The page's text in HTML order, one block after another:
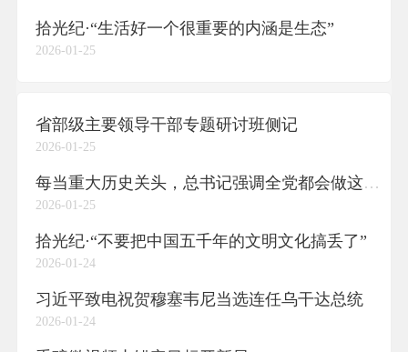
拾光纪·“生活好一个很重要的内涵是生态”
2026-01-25
省部级主要领导干部专题研讨班侧记
2026-01-25
每当重大历史关头，总书记强调全党都会做这件事
2026-01-25
拾光纪·“不要把中国五千年的文明文化搞丢了”
2026-01-24
习近平致电祝贺穆塞韦尼当选连任乌干达总统
2026-01-24